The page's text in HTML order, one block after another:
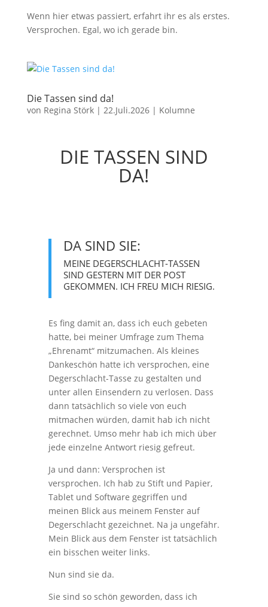
Wenn hier etwas passiert, erfahrt ihr es als erstes.
Versprochen. Egal, wo ich gerade bin.
Die Tassen sind da!
von Regina Störk| 22.Juli.2026| Kolumne
DIE TASSEN SIND
DA!
DA SIND SIE:
MEINE DEGERSCHLACHT-TASSEN
SIND GESTERN MIT DER POST
GEKOMMEN. ICH FREU MICH RIESIG.
Es fing damit an, dass ich euch gebeten
hatte, bei meiner Umfrage zum Thema
„Ehrenamt“ mitzumachen. Als kleines
Dankeschön hatte ich versprochen, eine
Degerschlacht-Tasse zu gestalten und
unter allen Einsendern zu verlosen. Dass
dann tatsächlich so viele von euch
mitmachen würden, damit hab ich nicht
gerechnet. Umso mehr hab ich mich über
jede einzelne Antwort riesig gefreut.
Ja und dann: Versprochen ist
versprochen. Ich hab zu Stift und Papier,
Tablet und Software gegriffen und
meinen Blick aus meinem Fenster auf
Degerschlacht gezeichnet. Na ja ungefähr.
Mein Blick aus dem Fenster ist tatsächlich
ein bisschen weiter links.
Nun sind sie da.
Sie sind so schön geworden, dass ich